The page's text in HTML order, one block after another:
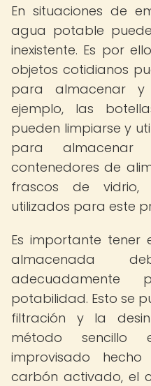
En situaciones de
agua potable
inexistente. Es por
objetos cotidianos
para almacenar y
ejemplo, las
pueden limpiarse y
para almacenar
contenedores de
frascos de vidrio,
utilizados para este
Es importante
almacenada
potabilidad. Esto se
filtración y la
método
improvisado
carbón activado, el